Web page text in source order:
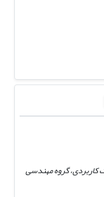
کاربردی، گروه مهندسی